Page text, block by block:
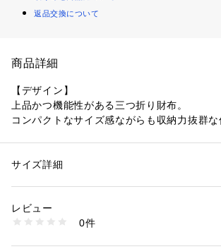
返品交換について
商品詳細
【デザイン】
上品かつ機能性がある三つ折り財布。
コンパクトなサイズ感ながらも収納力抜群な
・開閉部スナップボタン
・カード収納部×4
性別：メンズ
素材：牛革
商品番号：
52491060105 （ショップ）
サイズ詳細
レビュー
0件